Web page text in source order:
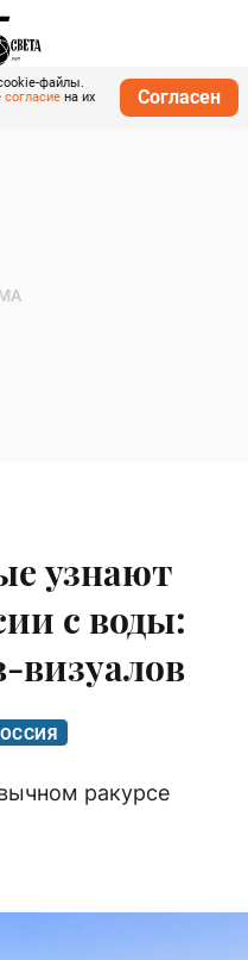
файлы.
согласие на их
Согласен
узнают
с воды:
визуалов
ракурсе